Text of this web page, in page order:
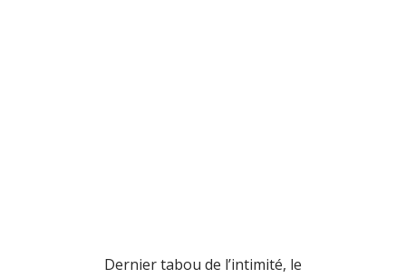
Dernier tabou de l’intimité, le